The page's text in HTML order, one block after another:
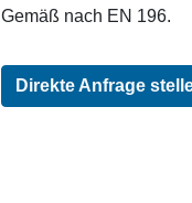
Gemäß nach EN 196.
Direkte Anfrage